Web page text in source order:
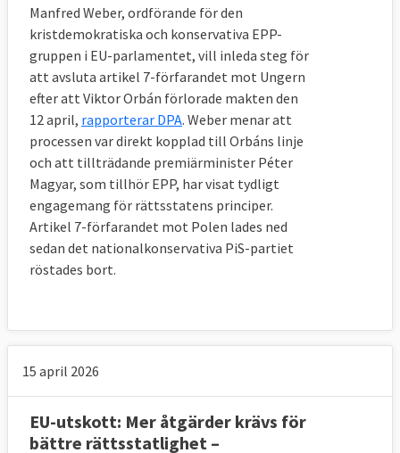
Tidslinje
Klicka på läs mer för att se tidslinjen.
Läs mer
Manfred Weber, ordförande för den
kristdemokratiska och konservativa EPP-
gruppen i EU-parlamentet, vill inleda steg för
att avsluta artikel 7-förfarandet mot Ungern
efter att Viktor Orbán förlorade makten den
12 april, rapporterar DPA. Weber menar att
processen var direkt kopplad till Orbáns linje
och att tillträdande premiärminister Péter
Magyar, som tillhör EPP, har visat tydligt
engagemang för rättsstatens principer.
Artikel 7-förfarandet mot Polen lades ned
sedan det nationalkonservativa PiS-partiet
röstades bort.
15 april 2026
EU-utskott: Mer åtgärder krävs för
bättre rättsstatlighet –